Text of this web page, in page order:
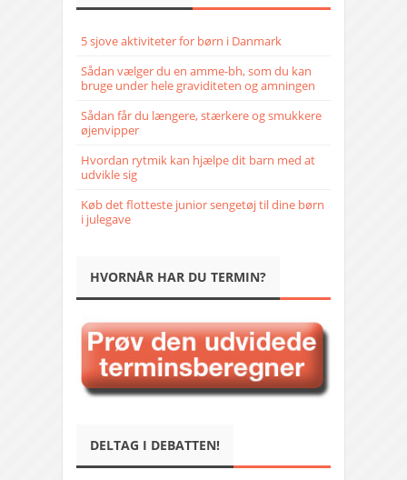
5 sjove aktiviteter for børn i Danmark
Sådan vælger du en amme-bh, som du kan
bruge under hele graviditeten og amningen
Sådan får du længere, stærkere og smukkere
øjenvipper
Hvordan rytmik kan hjælpe dit barn med at
udvikle sig
Køb det flotteste junior sengetøj til dine børn
i julegave
HVORNÅR HAR DU TERMIN?
DELTAG I DEBATTEN!